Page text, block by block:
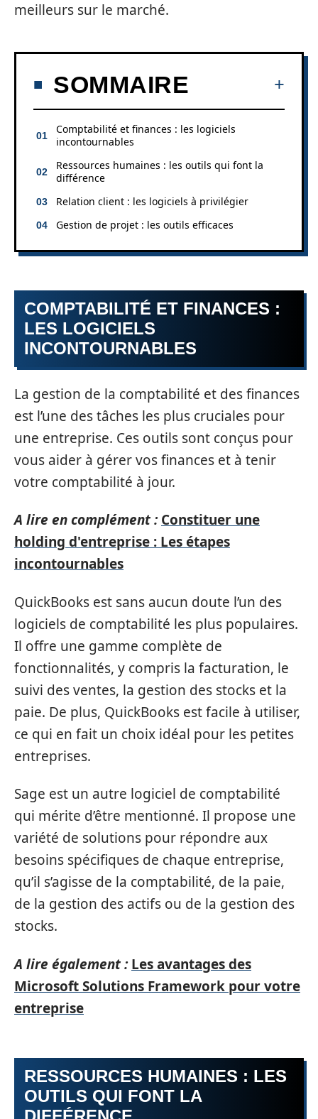
meilleurs sur le marché.
SOMMAIRE
Comptabilité et finances : les logiciels
incontournables
Ressources humaines : les outils qui font la
différence
Relation client : les logiciels à privilégier
Gestion de projet : les outils efficaces
COMPTABILITÉ ET FINANCES :
LES LOGICIELS
INCONTOURNABLES
La gestion de la comptabilité et des finances
est l’une des tâches les plus cruciales pour
une entreprise. Ces outils sont conçus pour
vous aider à gérer vos finances et à tenir
votre comptabilité à jour.
A lire en complément : Constituer une
holding d'entreprise : Les étapes
incontournables
QuickBooks est sans aucun doute l’un des
logiciels de comptabilité les plus populaires.
Il offre une gamme complète de
fonctionnalités, y compris la facturation, le
suivi des ventes, la gestion des stocks et la
paie. De plus, QuickBooks est facile à utiliser,
ce qui en fait un choix idéal pour les petites
entreprises.
Sage est un autre logiciel de comptabilité
qui mérite d’être mentionné. Il propose une
variété de solutions pour répondre aux
besoins spécifiques de chaque entreprise,
qu’il s’agisse de la comptabilité, de la paie,
de la gestion des actifs ou de la gestion des
stocks.
A lire également : Les avantages des
Microsoft Solutions Framework pour votre
entreprise
RESSOURCES HUMAINES : LES
OUTILS QUI FONT LA